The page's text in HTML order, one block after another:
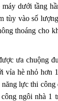
dưới tầng
tùy vào số
thoáng cho
ưa chuộng
vỉa hè nhỏ hơn
lực thi công
ngôi nhà 1